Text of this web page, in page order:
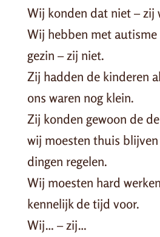
Wij konden dat niet – zij
Wij hebben met autisme
gezin – zij niet.
Zij hadden de kinderen
ons waren nog klein.
Zij konden gewoon de
wij moesten thuis
dingen regelen.
Wij moesten hard
kennelijk de tijd voor.
Wij… – zij…